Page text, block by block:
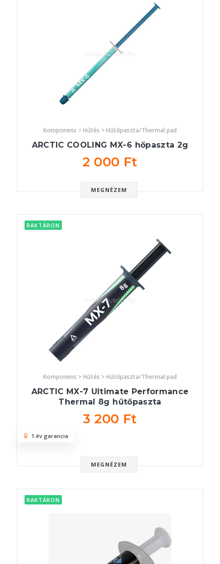
Komponens > Hűtés > Hűtőpaszta/Thermal pad
ARCTIC COOLING MX-6 hőpaszta 2g
2 000 Ft
MEGNÉZEM
RAKTÁRON
Komponens > Hűtés > Hűtőpaszta/Thermal pad
ARCTIC MX-7 Ultimate Performance
Thermal 8g hűtőpaszta
3 200 Ft
MEGNÉZEM
1 év garancia
RAKTÁRON